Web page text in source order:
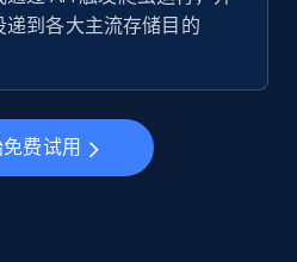
Posts count, Is
account, Is
递到各大主流存储目的
费试用